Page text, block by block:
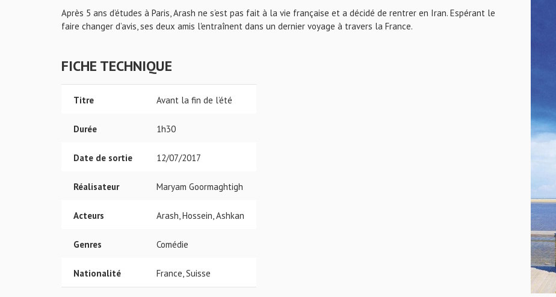
Après 5 ans d’études à Paris, Arash ne s’est pas fait à la vie française et a décidé de rentrer en Iran. Espérant le
faire changer d’avis, ses deux amis l'entraînent dans un dernier voyage à travers la France.
FICHE TECHNIQUE
Titre Avant la fin de l’été
Durée 1h30
Date de sortie 12/07/2017
Réalisateur Maryam Goormaghtigh
Acteurs Arash, Hossein, Ashkan
Genres Comédie
Nationalité France, Suisse